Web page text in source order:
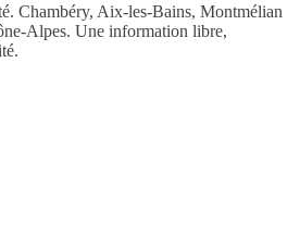
Chambéry, Aix-les-Bains, Montmélian
Alpes. Une information libre,